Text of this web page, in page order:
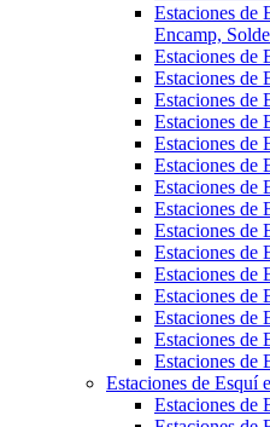
Estaciones de
Encamp,
Estaciones de
Estaciones de
Estaciones de
Estaciones de
Estaciones de
Estaciones de
Estaciones de
Estaciones de
Estaciones de
Estaciones de
Estaciones de
Estaciones de
Estaciones de
Estaciones de
Estaciones de
Estaciones de Esquí
Estaciones de